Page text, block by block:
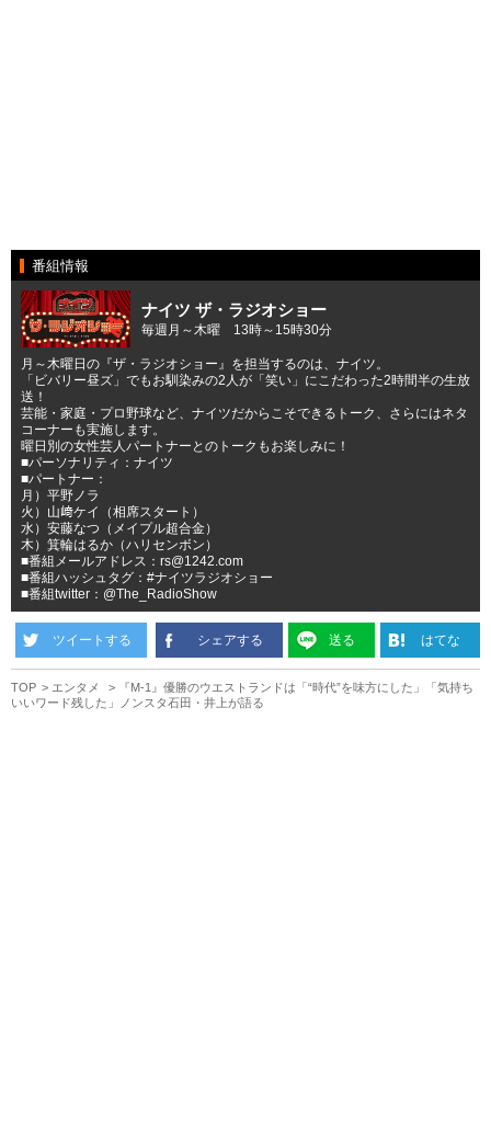
番組情報
ナイツ ザ・ラジオショー
毎週月～木曜 13時～15時30分
月～木曜日の『ザ・ラジオショー』を担当するのは、ナイツ。
「ビバリー昼ズ」でもお馴染みの2人が「笑い」にこだわった2時間半の生放
送！
芸能・家庭・プロ野球など、ナイツだからこそできるトーク、さらにはネタ
コーナーも実施します。
曜日別の女性芸人パートナーとのトークもお楽しみに！
■パーソナリティ：ナイツ
■パートナー：
月）平野ノラ
火）山﨑ケイ（相席スタート）
水）安藤なつ（メイプル超合金）
木）箕輪はるか（ハリセンボン）
■番組メールアドレス：rs@1242.com
■番組ハッシュタグ：#ナイツラジオショー
■番組twitter：@The_RadioShow
ツイートする シェアする 送る はてな
TOP エンタメ
『M-1』優勝のウエストランドは「“時代”を味方にした」「気持ち
いいワード残した」ノンスタ石田・井上が語る